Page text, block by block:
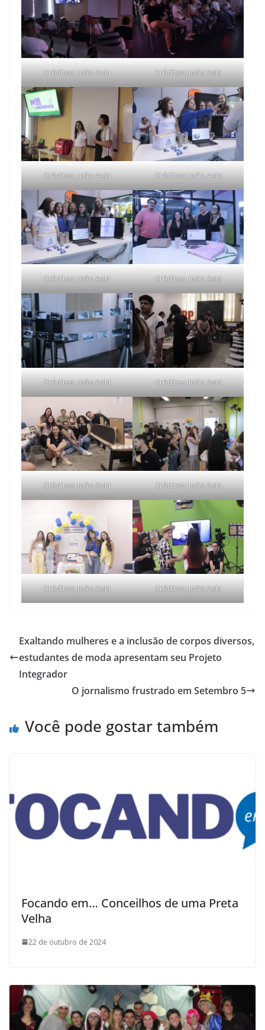
Créditos: João Aoki Créditos: João Aoki
Créditos: João Aoki Créditos: João Aoki
Créditos: João Aoki Créditos: João Aoki
Créditos: João Aoki Créditos: João Aoki
Créditos: João Aoki Créditos: João Aoki
Créditos: João Aoki Créditos: João Aoki
Exaltando mulheres e a inclusão de corpos diversos,
estudantes de moda apresentam seu Projeto
Integrador
O jornalismo frustrado em Setembro 5
Você pode gostar também
Focando em… Conceilhos de uma Preta
Velha
22 de outubro de 2024